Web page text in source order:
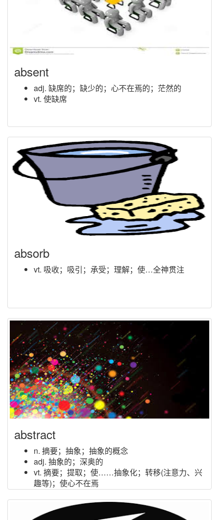
absent
adj. 缺席的；缺少的；心不在焉的；茫然的
vt. 使缺席
absorb
vt. 吸收；吸引；承受；理解；使…全神贯注
abstract
n. 摘要；抽象；抽象的概念
adj. 抽象的；深奥的
vt. 摘要；提取；使……抽象化；转移(注意力、兴
趣等)；使心不在焉